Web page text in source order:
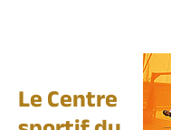
Le Centre